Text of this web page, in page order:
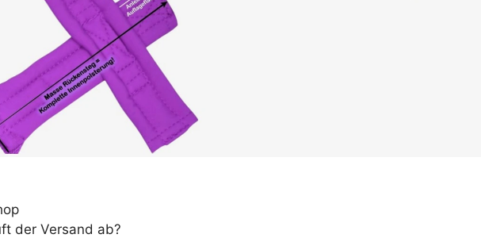
auf. Die Motive wirken dicht und
in der Natur .
Geschirr mit natürlicher Tiefe und
der Versand ab?